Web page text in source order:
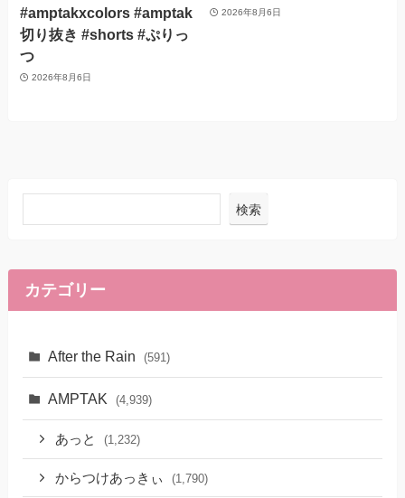
#amptakxcolors #amptak
切り抜き #shorts #ぷりっ
つ
2026年8月6日
2026年8月6日
検索
カテゴリー
After the Rain (591)
AMPTAK (4,939)
あっと (1,232)
からつけあっきぃ (1,790)